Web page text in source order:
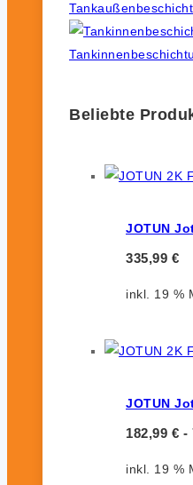
Beliebte
JOTUN
335,99 €
inkl. 19 %
JOTUN
182,99 € -
inkl. 19 %